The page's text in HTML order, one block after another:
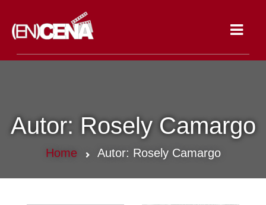
Autor: Rosely Camargo
Home Autor: Rosely Camargo